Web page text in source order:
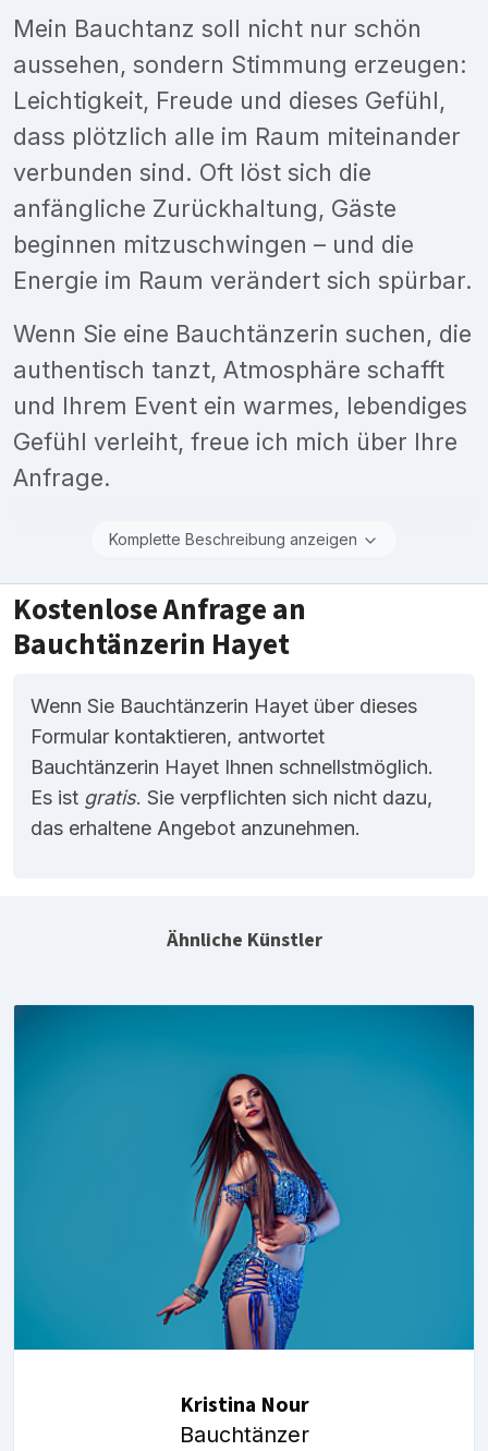
Mein Bauchtanz soll nicht nur schön
aussehen, sondern Stimmung erzeugen:
Leichtigkeit, Freude und dieses Gefühl,
dass plötzlich alle im Raum miteinander
verbunden sind. Oft löst sich die
anfängliche Zurückhaltung, Gäste
beginnen mitzuschwingen – und die
Energie im Raum verändert sich spürbar.
Wenn Sie eine Bauchtänzerin suchen, die
authentisch tanzt, Atmosphäre schafft
und Ihrem Event ein warmes, lebendiges
Gefühl verleiht, freue ich mich über Ihre
Anfrage.
Komplette Beschreibung anzeigen
Kostenlose Anfrage an
Bauchtänzerin Hayet
Wenn Sie Bauchtänzerin Hayet über dieses
Formular kontaktieren, antwortet
Bauchtänzerin Hayet Ihnen schnellstmöglich.
Es ist gratis. Sie verpflichten sich nicht dazu,
das erhaltene Angebot anzunehmen.
Ähnliche Künstler
Kristina Nour
Bauchtänzer